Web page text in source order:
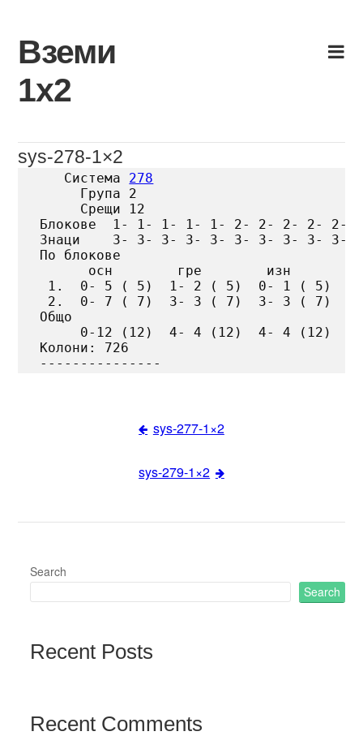
content
Вземи
1х2
sys-278-1×2
   Система
278
     Група 2
     Срещи 12
Блокове  1- 1- 1- 1- 1- 2- 2- 2- 2- 2-
Знаци    3- 3- 3- 3- 3- 3- 3- 3- 3- 3-
По блокове
      осн        гре        изн
1.  0- 5 ( 5)  1- 2 ( 5)  0- 1 ( 5)
2.  0- 7 ( 7)  3- 3 ( 7)  3- 3 ( 7)
Общо
     0-12 (12)  4- 4 (12)  4- 4 (12)
Колони: 726
sys-277-1×2
sys-279-1×2
Search
Search
Recent Posts
Recent Comments